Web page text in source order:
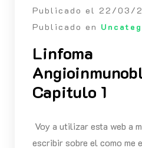
Publicado el 22/03/
Publicado en
Linfoma
Capitulo 1
Voy a utilizar esta web a
escribir sobre el como me